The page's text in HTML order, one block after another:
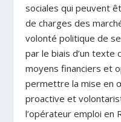
sociales qui peuvent
de charges des
volonté politique de
par le biais d’un texte
moyens financiers et
permettre la mise en
proactive et
l’opérateur emploi en